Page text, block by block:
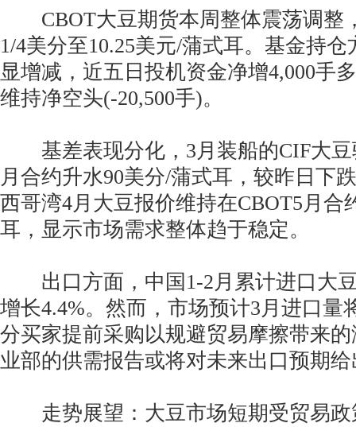
CBOT大豆期货本周整体震荡调整
1/4美分至10.25美元/蒲式耳。基金持
显增减，近五日投机资金净增4,000手
维持净空头(-20,500手)。
基差表现分化，3月装船的CIF大豆
月合约升水90美分/蒲式耳，较昨日下
西哥湾4月大豆报价维持在CBOT5月合
耳，显示市场需求整体趋于稳定。
出口方面，中国1-2月累计进口大豆
增长4.4%。然而，市场预计3月进口量
分买家提前采购以规避贸易摩擦带来
业部的供需报告或将对未来出口预期
走势展望：大豆市场短期受贸易政